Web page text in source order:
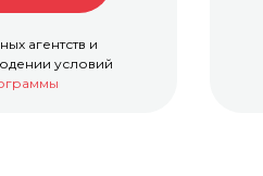
агентств и
условий